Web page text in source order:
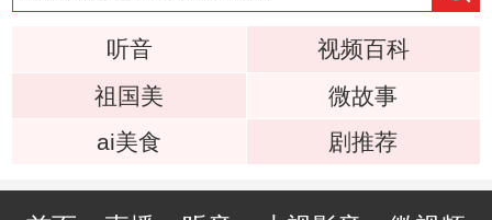
听音
视频百科
祖国美
微故事
ai美食
剧推荐